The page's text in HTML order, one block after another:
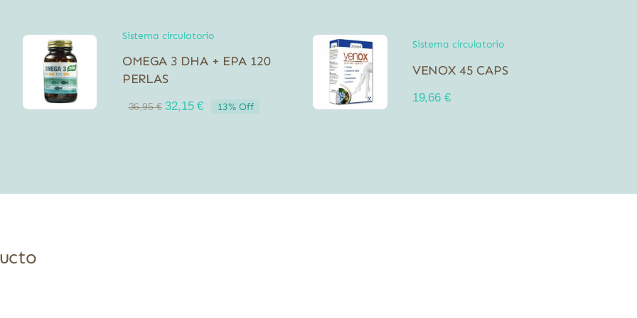
Sistema circulatorio
OMEGA 3 DHA + EPA 120
PERLAS
36,95€ El
32,15€El
13% Off
Sistema circulatorio
VENOX 45 CAPS
19,66 €